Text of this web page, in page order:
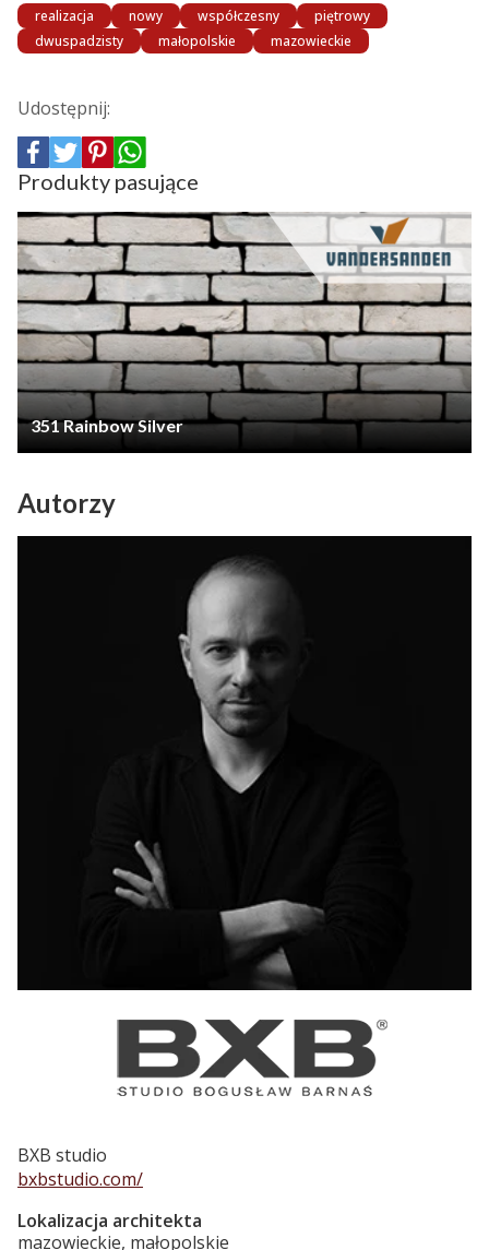
realizacja nowy współczesny
piętrowy
dwuspadzisty
małopolskie mazowieckie
Udostępnij:
Produkty pasujące
351 Rainbow Silver
Autorzy
BXB studio
bxbstudio.com/
Lokalizacja architekta
mazowieckie, małopolskie